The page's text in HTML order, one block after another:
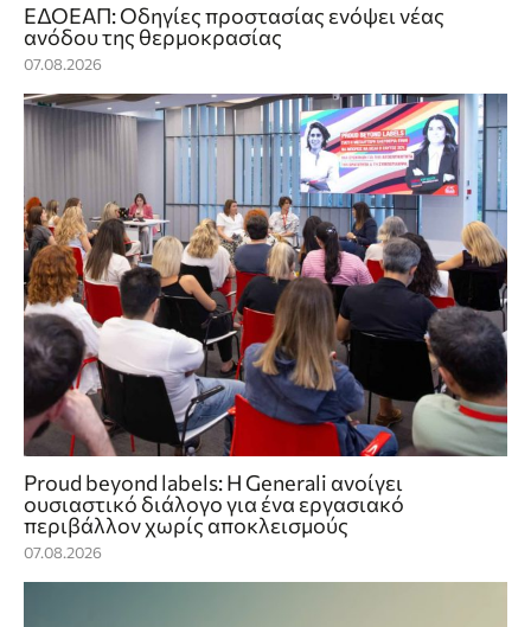
ΕΔΟΕΑΠ: Οδηγίες προστασίας ενόψει νέας
ανόδου της θερμοκρασίας
07.08.2026
Proud beyond labels: Η Generali ανοίγει
ουσιαστικό διάλογο για ένα εργασιακό
περιβάλλον χωρίς αποκλεισμούς
07.08.2026